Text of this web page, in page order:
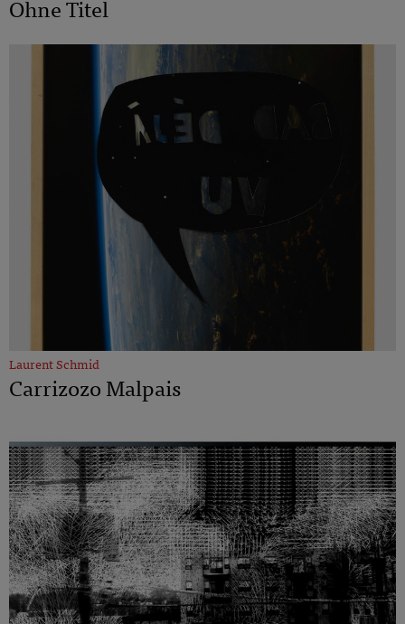
Ohne Titel
Laurent Schmid
Carrizozo Malpais